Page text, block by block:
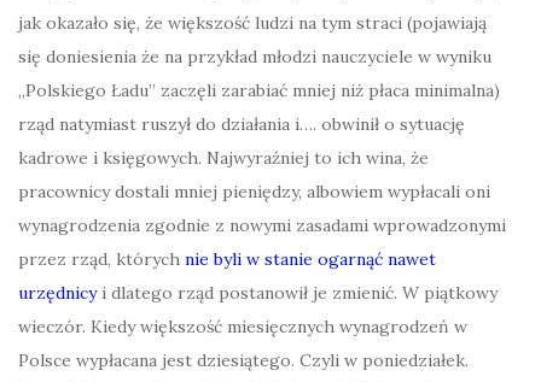
jak okazało się, że większość ludzi na tym straci (pojawiają
się doniesienia że na przykład młodzi nauczyciele w wyniku
„Polskiego Ładu” zaczęli zarabiać mniej niż płaca minimalna)
rząd natymiast ruszył do działania i…. obwinił o sytuację
kadrowe i księgowych. Najwyraźniej to ich wina, że
pracownicy dostali mniej pieniędzy, albowiem wypłacali oni
wynagrodzenia zgodnie z nowymi zasadami wprowadzonymi
przez rząd, których nie byli w stanie ogarnąć nawet
urzędnicyi dlatego rząd postanowił je zmienić. W piątkowy
wieczór. Kiedy większość miesięcznych wynagrodzeń w
Polsce wypłacana jest dziesiątego. Czyli w poniedziałek.